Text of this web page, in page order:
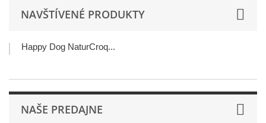
NAVŠTÍVENÉ PRODUKTY
Happy Dog NaturCroq...
NAŠE PREDAJNE